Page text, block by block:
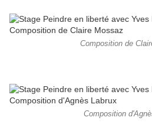
Composition de
Composition